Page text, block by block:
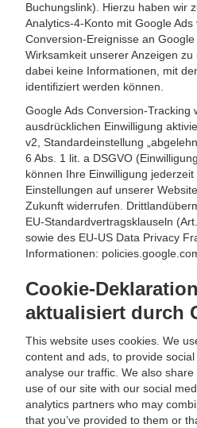
Buchungslink). Hierzu haben wir
Analytics-4-Konto mit Google
Conversion-Ereignisse an
Wirksamkeit unserer Anzeigen
dabei keine Informationen, mit
identifiziert werden können.
Google Ads Conversion-Tracking
ausdrücklichen Einwilligung
v2, Standardeinstellung
6 Abs. 1 lit. a DSGVO
können Ihre Einwilligung
Einstellungen auf unserer
Zukunft widerrufen.
EU-Standardvertragsklauseln
sowie des EU-US Data Privacy
Informationen:
Cookie-
aktualisiert durch
This website uses cookies. We
content and ads, to provide
analyse our traffic. We also
use of our site with our social
analytics partners who may
that you’ve provided to them or